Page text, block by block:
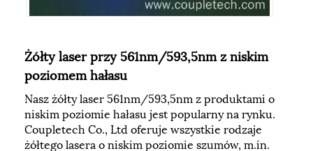
Żółty laser przy 561nm/593,5nm z niskim
poziomem hałasu
Nasz żółty laser 561nm/593,5nm z produktami o
niskim poziomie hałasu jest popularny na rynku.
Coupletech Co., Ltd oferuje wszystkie rodzaje
żółtego lasera o niskim poziomie szumów, m.in.